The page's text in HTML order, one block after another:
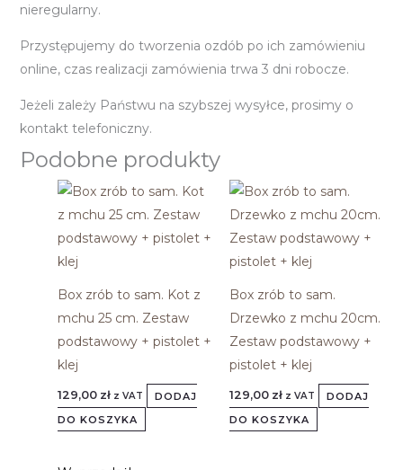
nieregularny.
Przystępujemy do tworzenia ozdób po ich zamówieniu
online, czas realizacji zamówienia trwa 3 dni robocze.
Jeżeli zależy Państwu na szybszej wysyłce, prosimy o
kontakt telefoniczny.
Podobne produkty
Box zrób to sam. Kot z
mchu 25 cm. Zestaw
podstawowy + pistolet +
klej
129,00 zł z VAT
DODAJ
DO KOSZYKA
Box zrób to sam.
Drzewko z mchu 20cm.
Zestaw podstawowy +
pistolet + klej
129,00 zł z VAT
DODAJ
DO KOSZYKA
Pierwotna